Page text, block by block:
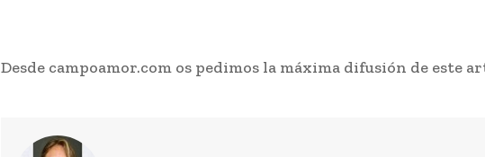
Desde campoamor.com os pedimos la máxima difusión de este